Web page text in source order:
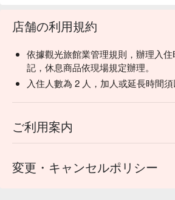
店舗の利用規約
依據觀光旅館業管理規則，辦理入
記，休息商品依現場規定辦理。
入住人數為 2 人，加人或延長時間須
ご利用案内
変更・キャンセルポリシー